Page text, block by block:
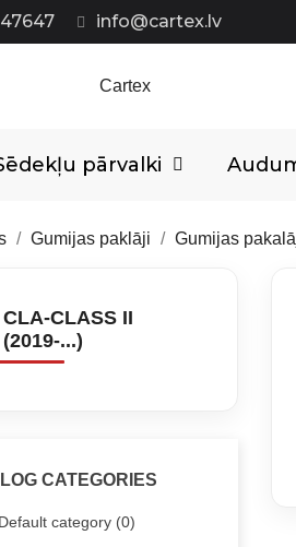
info@cartex.lv
pārvalki
Gumijas paklāji Gumijas
CLA-CLASS II
(2019-...)
CATEGORIES
Default category (0)